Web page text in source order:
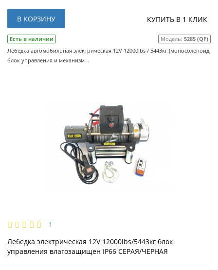
В КОРЗИНУ КУПИТЬ В 1 КЛИК
Есть в наличии Модель: 5285 (QF)
Лебедка автомобильная электрическая 12V 12000lbs / 5443кг (моносоленоид,
блок управления и механизм ..
1
Лебедка электрическая 12V 12000lbs/5443кг блок
управления влагозащищен IP66 СЕРАЯ/ЧЕРНАЯ